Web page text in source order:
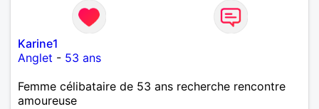
Karine1
Anglet - 53 ans
Femme célibataire de 53 ans recherche rencontre
amoureuse